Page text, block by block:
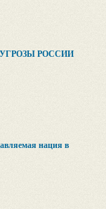
РОССИИ
нация в